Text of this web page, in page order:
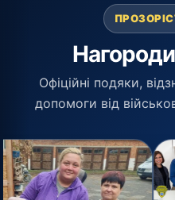
Офіційні подяки,
допомоги від